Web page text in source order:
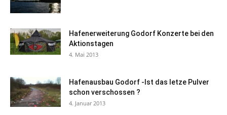
Hafenerweiterung Godorf Konzerte bei den
Aktionstagen
4. Mai 2013
Hafenausbau Godorf -Ist das letze Pulver
schon verschossen ?
4. Januar 2013